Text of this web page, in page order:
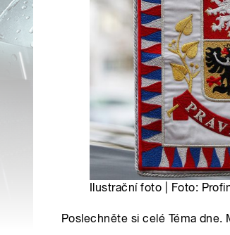
Ilustrační foto | Foto:
Poslechněte si celé Téma dne.